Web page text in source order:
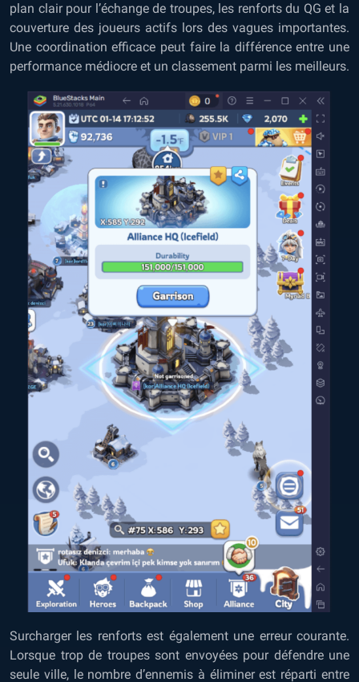
plan clair pour l’échange de troupes, les renforts du QG et la
couverture des joueurs actifs lors des vagues importantes.
Une coordination efficace peut faire la différence entre une
performance médiocre et un classement parmi les meilleurs.
Surcharger les renforts est également une erreur courante.
Lorsque trop de troupes sont envoyées pour défendre une
seule ville, le nombre d’ennemis à éliminer est réparti entre